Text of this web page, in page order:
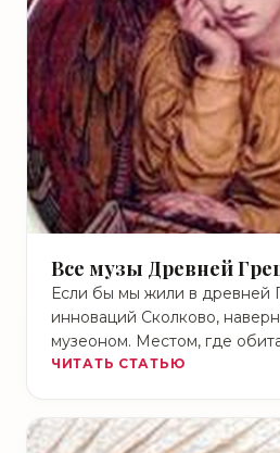
Все музы Древней
Если бы мы жили в древней
инноваций Сколково,
музеоном. Местом, где
вдохновленное волшебными
ЧИТАТЬ СТАТЬЮ